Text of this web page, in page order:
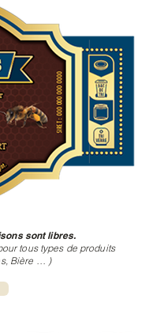
sont libres.
tous types de produits
Bière … )